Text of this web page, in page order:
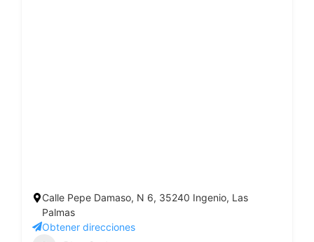
Calle Pepe Damaso, N 6, 35240 Ingenio, Las
Palmas
Obtener direcciones